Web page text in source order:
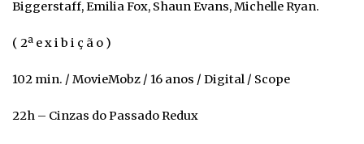
Biggerstaff, Emilia Fox, Shaun Evans, Michelle Ryan.
( 2ª e x i b i ç ã o )
102 min. / MovieMobz / 16 anos / Digital / Scope
22h – Cinzas do Passado Redux